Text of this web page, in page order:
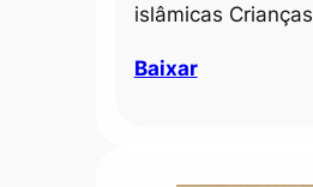
islâmicas Crianças
Baixar